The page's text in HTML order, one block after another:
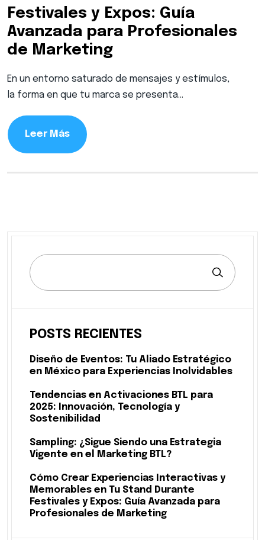
Festivales y Expos: Guía
Avanzada para Profesionales
de Marketing
En un entorno saturado de mensajes y estímulos,
la forma en que tu marca se presenta…
Leer Más
POSTS RECIENTES
Diseño de Eventos: Tu Aliado Estratégico
en México para Experiencias Inolvidables
Tendencias en Activaciones BTL para
2025: Innovación, Tecnología y
Sostenibilidad
Sampling: ¿Sigue Siendo una Estrategia
Vigente en el Marketing BTL?
Cómo Crear Experiencias Interactivas y
Memorables en Tu Stand Durante
Festivales y Expos: Guía Avanzada para
Profesionales de Marketing